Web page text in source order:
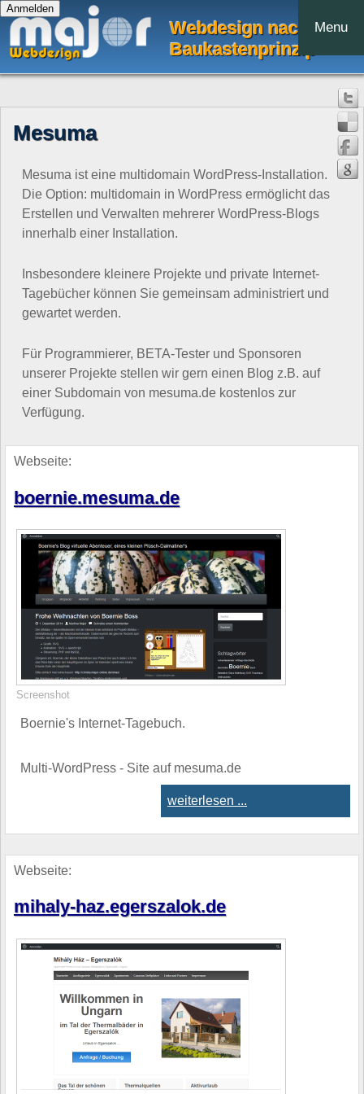
Webdesign nach dem
Baukastenprinzip
Menu
Mesuma
Mesuma ist eine multidomain WordPress-Installation.
Die Option: multidomain in WordPress ermöglicht das
Erstellen und Verwalten mehrerer WordPress-Blogs
innerhalb einer Installation.
Insbesondere kleinere Projekte und private Internet-
Tagebücher können Sie gemeinsam administriert und
gewartet werden.
Für Programmierer, BETA-Tester und Sponsoren
unserer Projekte stellen wir gern einen Blog z.B. auf
einer Subdomain von mesuma.de kostenlos zur
Verfügung.
Webseite:
boernie.mesuma.de
Screenshot
Boernie's Internet-Tagebuch.
Multi-WordPress - Site auf mesuma.de
weiterlesen ...
Webseite:
mihaly-haz.egerszalok.de